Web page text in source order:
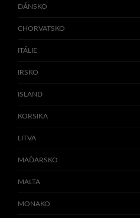
DÁNSKO
CHORVATSKO
ITÁLIE
IRSKO
ISLAND
KORSIKA
LITVA
MAĎARSKO
MALTA
MONAKO